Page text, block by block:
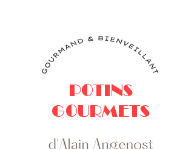
POTINS
GOURMETS